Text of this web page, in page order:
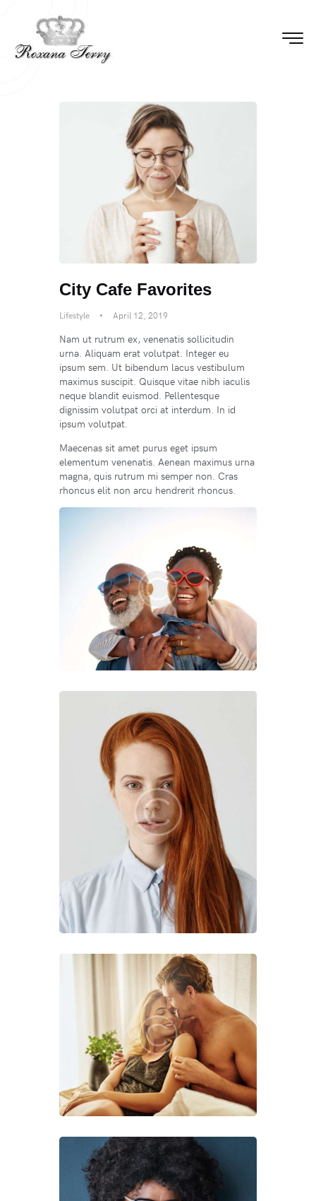
City Cafe Favorites
Lifestyle April 12, 2019
Nam ut rutrum ex, venenatis sollicitudin
urna. Aliquam erat volutpat. Integer eu
ipsum sem. Ut bibendum lacus vestibulum
maximus suscipit. Quisque vitae nibh iaculis
neque blandit euismod. Pellentesque
dignissim volutpat orci at interdum. In id
ipsum volutpat.
Maecenas sit amet purus eget ipsum
elementum venenatis. Aenean maximus urna
magna, quis rutrum mi semper non. Cras
rhoncus elit non arcu hendrerit rhoncus.